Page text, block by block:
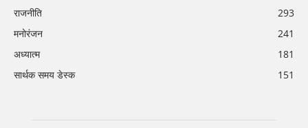
राजनीति
293
मनोरंजन
241
अध्यात्म
181
सार्थक समय डेस्क
151